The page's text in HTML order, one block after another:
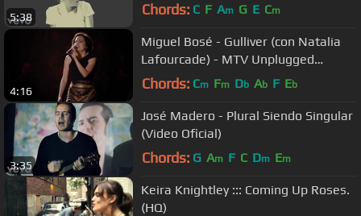
5:38 Chords: C F Am G E Cm
4:16
Miguel Bosé - Gulliver (con Natalia
Lafourcade) - MTV Unplugged
(Videoclip Oficial)
Chords: Cm Fm Db Ab F Eb
3:35
José Madero - Plural Siendo Singular
(Video Oficial)
Chords: G Am F C Dm Em
Keira Knightley ::: Coming Up Roses.
(HQ)